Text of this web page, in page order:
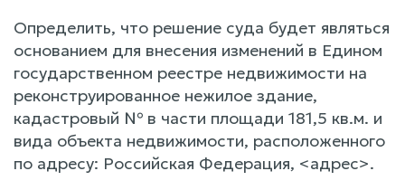
Определить, что решение суда будет являться
основанием для внесения изменений в Едином
государственном реестре недвижимости на
реконструированное нежилое здание,
кадастровый № в части площади 181,5 кв.м. и
вида объекта недвижимости, расположенного
по адресу: Российская Федерация, <адрес>.